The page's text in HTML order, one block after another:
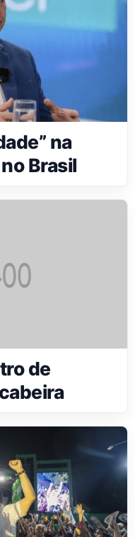
na
Brasil
de